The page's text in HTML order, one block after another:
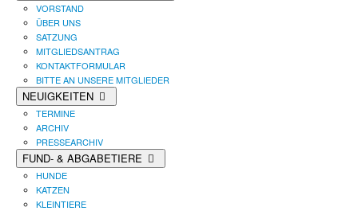
VORSTAND
ÜBER UNS
SATZUNG
MITGLIEDSANTRAG
KONTAKTFORMULAR
BITTE AN UNSERE MITGLIEDER
NEUIGKEITEN
TERMINE
ARCHIV
PRESSEARCHIV
FUND- & ABGABETIERE
HUNDE
KATZEN
KLEINTIERE